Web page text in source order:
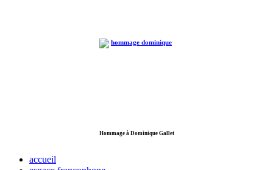
Hommage à Dominique Gallet
accueil